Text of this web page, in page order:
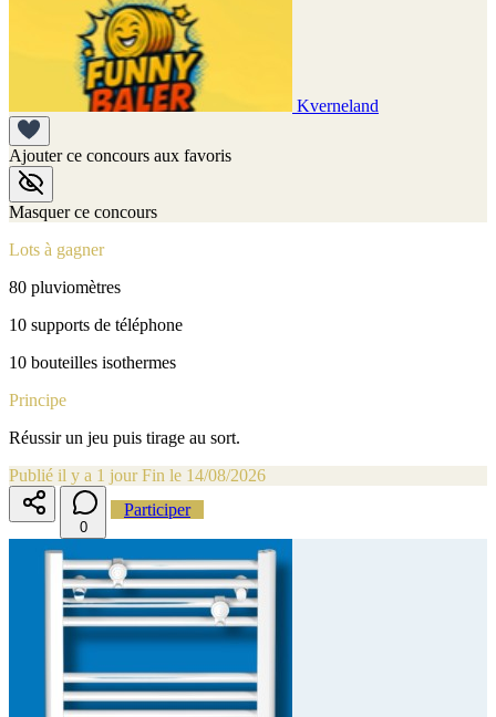
Kverneland
Ajouter ce concours aux favoris
Masquer ce concours
Lots à gagner
80 pluviomètres
10 supports de téléphone
10 bouteilles isothermes
Principe
Réussir un jeu puis tirage au sort.
Publié il y a 1 jour Fin le 14/08/2026
0
Participer